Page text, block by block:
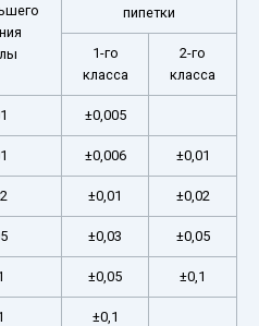
пипетки
1-го
класса
2-го
класса
±0,005
±0,006 ±0,01
±0,01 ±0,02
±0,03 ±0,05
±0,05 ±0,1
±0,1